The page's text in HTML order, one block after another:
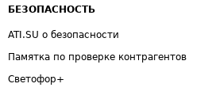
БЕЗОПАСНОСТЬ
ATI.SU о безопасности
Памятка по проверке контрагентов
Светофор+